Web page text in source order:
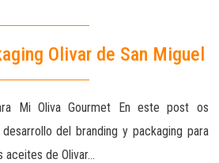
Olivar de San Miguel
Mi Oliva Gourmet En este post os
del branding y packaging para
aceites de Olivar…